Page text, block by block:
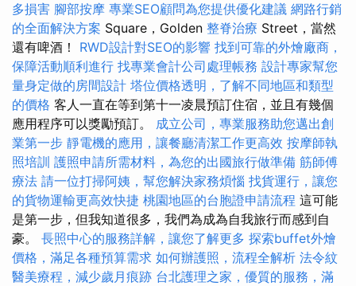
多損害 腳部按摩 專業SEO顧問為您提供優化建議 網路行銷
的全面解決方案 Square，Golden 整脊治療 Street，當然
還有啤酒！ RWD設計對SEO的影響 找到可靠的外燴廠商，
保障活動順利進行 找專業會計公司處理帳務 設計專家幫您
量身定做的房間設計 塔位價格透明，了解不同地區和類型
的價格 客人一直在等到第十一凌晨預訂住宿，並且有幾個
應用程序可以獎勵預訂。 成立公司，專業服務助您邁出創
業第一步 靜電機的應用，讓餐廳清潔工作更高效 按摩師執
照培訓 護照申請所需材料，為您的出國旅行做準備 筋師傅
療法 請一位打掃阿姨，幫您解決家務煩惱 找貨運行，讓您
的貨物運輸更高效快捷 桃園地區的台胞證申請流程 這可能
是第一步，但我知道很多，我們為成為自我旅行而感到自
豪。 長照中心的服務詳解，讓您了解更多 探索buffet外燴
價格，滿足各種預算需求 如何辦護照，流程全解析 法令紋
醫美療程，減少歲月痕跡 台北護理之家，優質的服務，滿